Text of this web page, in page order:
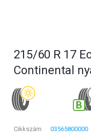
215/60 R 17
Continental
B
Cikkszám 03565800000